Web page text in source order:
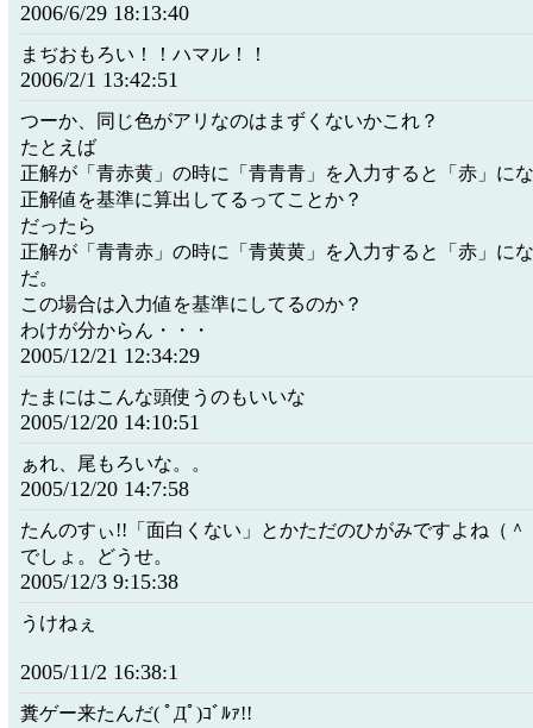
2006/6/29 18:13:40
まぢおもろい！！ハマル！！
2006/2/1 13:42:51
つーか、同じ色がアリなのはまずくないかこれ？
たとえば
正解が「青赤黄」の時に「青青青」を入力すると「赤」に
正解値を基準に算出してるってことか？
だったら
正解が「青青赤」の時に「青黄黄」を入力すると「赤」に
だ。
この場合は入力値を基準にしてるのか？
わけが分からん・・・
2005/12/21 12:34:29
たまにはこんな頭使うのもいいな
2005/12/20 14:10:51
ぁれ、尾もろいな。。
2005/12/20 14:7:58
たんのすぃ!!「面白くない」とかただのひがみですよね（
でしょ。どうせ。
2005/12/3 9:15:38
うけねぇ
2005/11/2 16:38:1
糞ゲー来たんだ( ﾟДﾟ)ｺﾞﾙｧ!!